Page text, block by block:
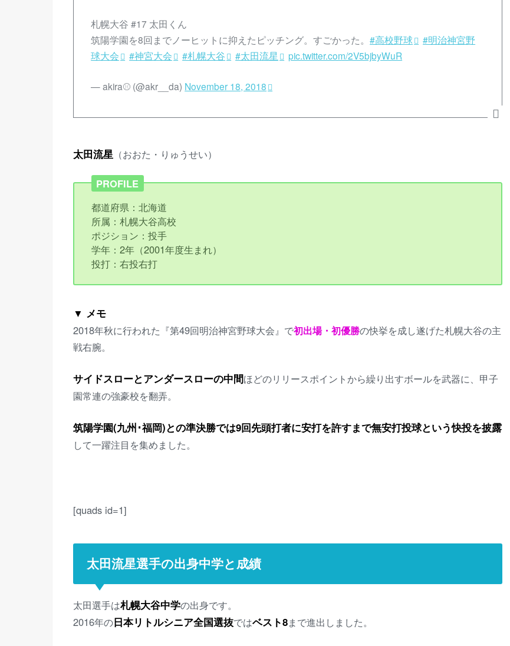
札幌大谷 #17 太田くん
筑陽学園を8回までノーヒットに抑えたピッチング。すごかった。#高校野球
#明治神宮野
球大会
#神宮大会 #札幌大谷 #太田流星 pic.twitter.com/2V5bjbyWuR
— akira⚾ (@akr__da) November 18, 2018
太田流星 （おおた・りゅうせい）
PROFILE
都道府県：北海道
所属：札幌大谷高校
ポジション：投手
学年：2年（2001年度生まれ）
投打：右投右打
▼ メモ
2018年秋に行われた『第49回明治神宮野球大会』で初出場・初優勝の快挙を成し遂げた札幌大谷の主
戦右腕。
サイドスローとアンダースローの中間ほどのリリースポイントから繰り出すボールを武器に、甲子
園常連の強豪校を翻弄。
筑陽学園(九州･福岡)との準決勝では9回先頭打者に安打を許すまで無安打投球という快投を披露
して一躍注目を集めました。
[quads id=1]
太田流星選手の出身中学と成績
太田選手は札幌大谷中学の出身です。
2016年の日本リトルシニア全国選抜ではベスト8まで進出しました。